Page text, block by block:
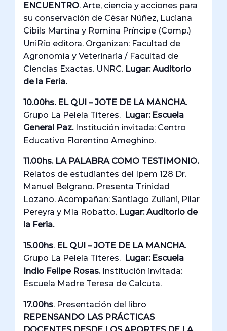
ENCUENTRO. Arte, ciencia y acciones para
su conservación de César Núñez, Luciana
Cibils Martina y Romina Príncipe (Comp.)
UniRío editora. Organizan: Facultad de
Agronomía y Veterinaria / Facultad de
Ciencias Exactas. UNRC. Lugar: Auditorio
de la Feria.
10.00hs. EL QUI – JOTE DE LA MANCHA.
Grupo La Pelela Títeres. Lugar: Escuela
General Paz. Institución invitada: Centro
Educativo Florentino Ameghino.
11.00hs. LA PALABRA COMO TESTIMONIO.
Relatos de estudiantes del Ipem 128 Dr.
Manuel Belgrano. Presenta Trinidad
Lozano. Acompañan: Santiago Zuliani, Pilar
Pereyra y Mía Robatto. Lugar: Auditorio de
la Feria.
15.00hs. EL QUI – JOTE DE LA MANCHA.
Grupo La Pelela Títeres. Lugar: Escuela
Indio Felipe Rosas. Institución invitada:
Escuela Madre Teresa de Calcuta.
17.00hs. Presentación del libro
REPENSANDO LAS PRÁCTICAS